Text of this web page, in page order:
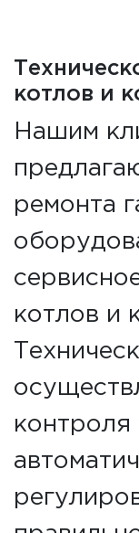
котлов и
Нашим
ремонта
котлов и
контроля